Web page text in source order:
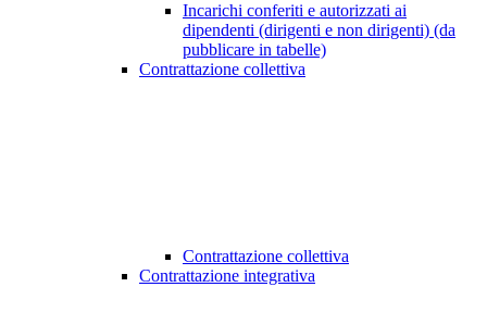
Incarichi conferiti e autorizzati ai
dipendenti (dirigenti e non dirigenti) (da
pubblicare in tabelle)
Contrattazione collettiva
Contrattazione collettiva
Contrattazione integrativa